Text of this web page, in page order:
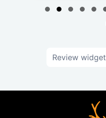
Review widget